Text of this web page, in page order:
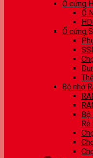
Ổ cứng
Ổ
Ổ cứng
Bộ nhớ
Bộ
Rẻ